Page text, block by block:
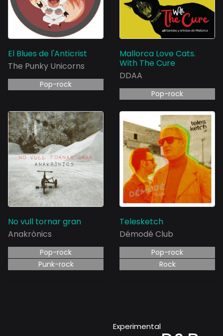
El Blues de l'Anticrist
The Punky Unicorns
Pop-rock
Mallorca Love Cats.
With The Cure
DDAA
Pop-rock
No vull tornar gran
Anakrònics
Pop-rock
Punk-rock
Telesketch
Démodé Club
Pop-rock
Rock
Experimental